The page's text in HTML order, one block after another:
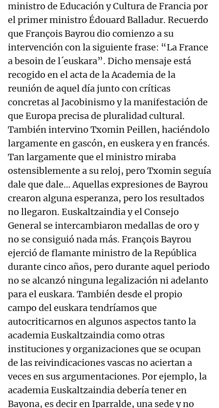
ministro de Educación y Cultura de Francia por
el primer ministro Édouard Balladur. Recuerdo
que François Bayrou dio comienzo a su
intervención con la siguiente frase: “La France
a besoin de l´euskara”. Dicho mensaje está
recogido en el acta de la Academia de la
reunión de aquel día junto con críticas
concretas al Jacobinismo y la manifestación de
que Europa precisa de pluralidad cultural.
También intervino Txomin Peillen, haciéndolo
largamente en gascón, en euskera y en francés.
Tan largamente que el ministro miraba
ostensiblemente a su reloj, pero Txomin seguía
dale que dale… Aquellas expresiones de Bayrou
crearon alguna esperanza, pero los resultados
no llegaron. Euskaltzaindia y el Consejo
General se intercambiaron medallas de oro y
no se consiguió nada más. François Bayrou
ejerció de flamante ministro de la República
durante cinco años, pero durante aquel periodo
no se alcanzó ninguna legalización ni adelanto
para el euskara. También desde el propio
campo del euskara tendríamos que
autocriticarnos en algunos aspectos tanto la
academia Euskaltzaindia como otras
instituciones y organizaciones que se ocupan
de las reivindicaciones vascas no aciertan a
veces en sus argumentaciones. Por ejemplo, la
academia Euskaltzaindia debería tener en
Bayona, es decir en Iparralde, una sede y no